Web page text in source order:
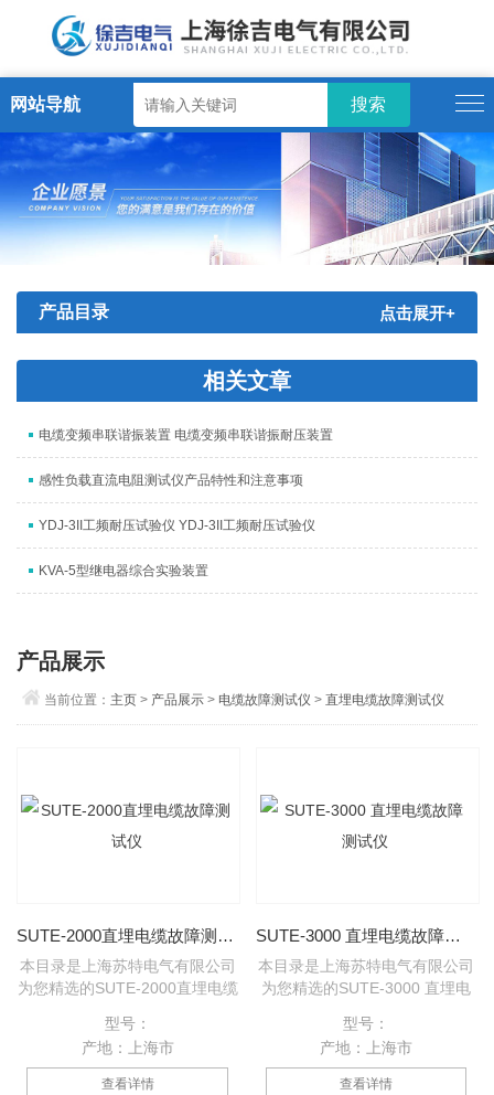
网站导航
产品目录 点击展开+
相关文章
电缆变频串联谐振装置 电缆变频串联谐振耐压装置
感性负载直流电阻测试仪产品特性和注意事项
YDJ-3II工频耐压试验仪 YDJ-3II工频耐压试验仪
KVA-5型继电器综合实验装置
产品展示
当前位置： 主页 > 产品展示 > 电缆故障测试仪 >直埋电缆故障测试仪
SUTE-2000直埋电缆故障测试仪
本目录是上海苏特电气有限公司
为您精选的SUTE-2000直埋电缆
的详细信息的种类有很多，不同
的应用也会有细微的差别，本公
司为您提供*的解决方案。
型号：
产地：上海市
查看详情
SUTE-3000 直埋电缆故障测试仪
本目录是上海苏特电气有限公司
为您精选的SUTE-3000 直埋电
品的详细信息！的种类有很多，
不同的应用也会有细微的差别，
本公司为您提供*的解决方案。
型号：
产地：上海市
查看详情